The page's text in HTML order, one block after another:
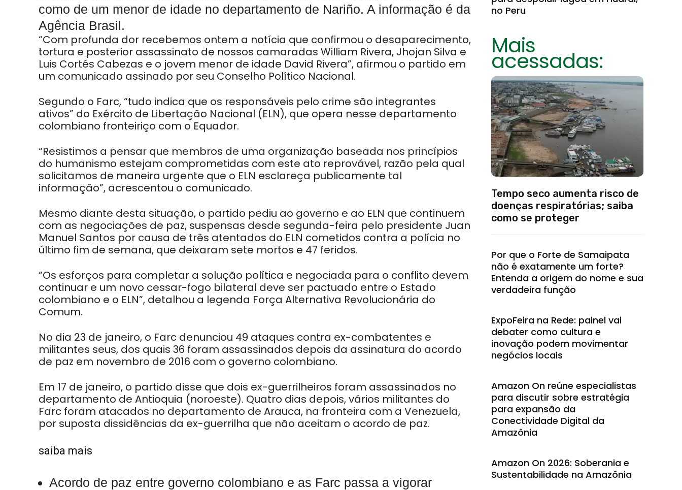
como de um menor de idade no departamento de Nariño. A informação é da
Agência Brasil.
“Com profunda dor recebemos ontem a notícia que confirmou o desaparecimento,
tortura e posterior assassinato de nossos camaradas William Rivera, Jhojan Silva e
Luis Cortés Cabezas e o jovem menor de idade David Rivera”, afirmou o partido em
um comunicado assinado por seu Conselho Político Nacional.
Segundo o Farc, “tudo indica que os responsáveis pelo crime são integrantes
ativos” do Exército de Libertação Nacional (ELN), que opera nesse departamento
colombiano fronteiriço com o Equador.
“Resistimos a pensar que membros de uma organização baseada nos princípios
do humanismo estejam comprometidas com este ato reprovável, razão pela qual
solicitamos de maneira urgente que o ELN esclareça publicamente tal
informação”, acrescentou o comunicado.
Mesmo diante desta situação, o partido pediu ao governo e ao ELN que continuem
com as negociações de paz, suspensas desde segunda-feira pelo presidente Juan
Manuel Santos por causa de três atentados do ELN cometidos contra a polícia no
último fim de semana, que deixaram sete mortos e 47 feridos.
“Os esforços para completar a solução política e negociada para o conflito devem
continuar e um novo cessar-fogo bilateral deve ser pactuado entre o Estado
colombiano e o ELN”, detalhou a legenda Força Alternativa Revolucionária do
Comum.
No dia 23 de janeiro, o Farc denunciou 49 ataques contra ex-combatentes e
militantes seus, dos quais 36 foram assassinados depois da assinatura do acordo
de paz em novembro de 2016 com o governo colombiano.
Em 17 de janeiro, o partido disse que dois ex-guerrilheiros foram assassinados no
departamento de Antioquia (noroeste). Quatro dias depois, vários militantes do
Farc foram atacados no departamento de Arauca, na fronteira com a Venezuela,
por suposta dissidências da ex-guerrilha que não aceitam o acordo de paz.
saiba mais
Acordo de paz entre governo colombiano e as Farc passa a vigorar
no Peru
Mais
acessadas:
Tempo seco aumenta risco de
doenças respiratórias; saiba
como se proteger
Por que o Forte de Samaipata
não é exatamente um forte?
Entenda a origem do nome e sua
verdadeira função
ExpoFeira na Rede: painel vai
debater como cultura e
inovação podem movimentar
negócios locais
Amazon On reúne especialistas
para discutir sobre estratégia
para expansão da
Conectividade Digital da
Amazônia
Amazon On 2026: Soberania e
Sustentabilidade na Amazônia